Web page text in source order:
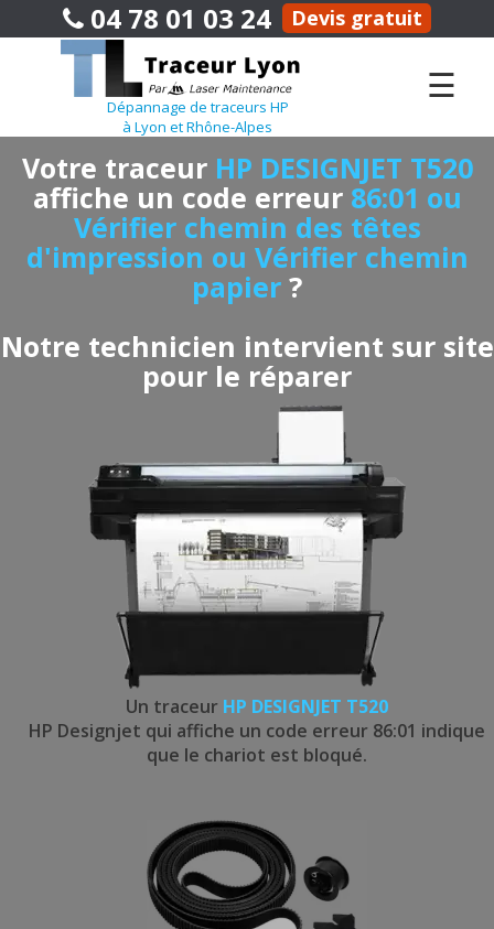
04 78 01 03 24 Devis gratuit
Dépannage de traceurs HP
à Lyon et Rhône-Alpes
☰
Votre traceur HP DESIGNJET T520
affiche un code erreur 86:01 ou
Vérifier chemin des têtes
d'impression ou Vérifier chemin
papier ?
Notre technicien intervient sur site
pour le réparer
Un traceur HP DESIGNJET T520
HP Designjet qui affiche un code erreur 86:01 indique
que le chariot est bloqué.